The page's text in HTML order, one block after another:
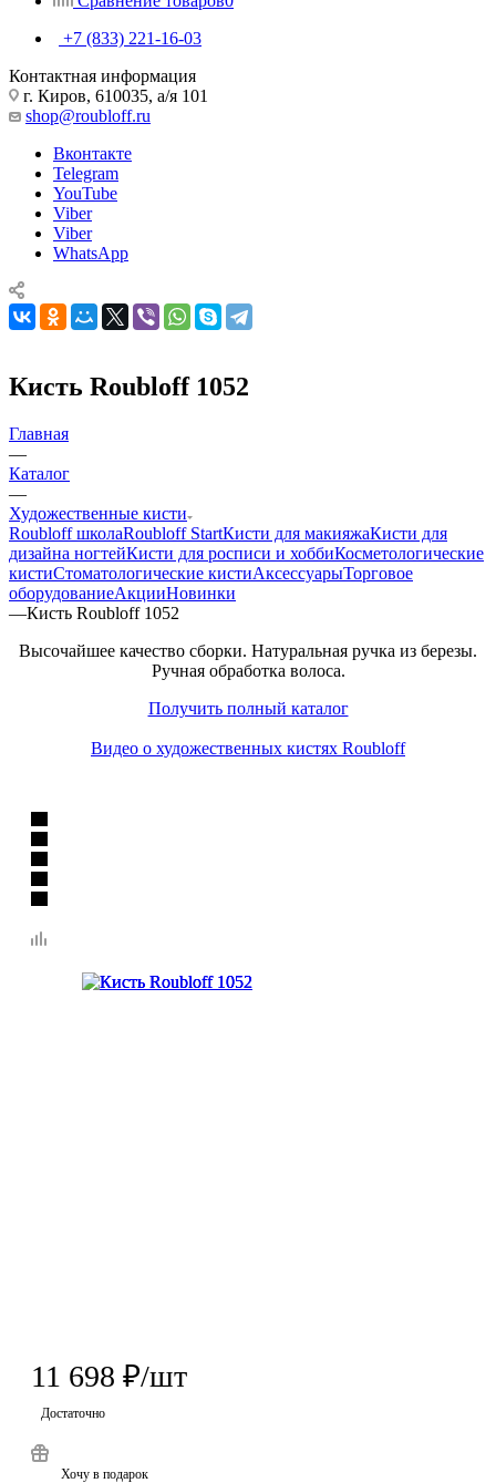
+7 (833) 221-16-03
Контактная информация
г. Киров, 610035, а/я 101
shop@roubloff.ru
Вконтакте
Telegram
YouTube
Viber
Viber
WhatsApp
Кисть Roubloff 1052
Главная
—
Каталог
—
Художественные кисти
Roubloff школаRoubloff StartКисти для макияжаКисти для
дизайна ногтейКисти для росписи и хоббиКосметологические
кистиСтоматологические кистиАксессуарыТорговое
оборудованиеАкцииНовинки
—Кисть Roubloff 1052
Высочайшее качество сборки. Натуральная ручка из березы.
Ручная обработка волоса.
Получить полный каталог
Видео о художественных кистях Roubloff
11 698 ₽/шт
Достаточно
Хочу в подарок